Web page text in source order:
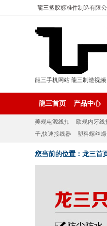
龍三塑胶标准件制造有限公
龍三手机网站 龍三制造视频
龍三首页 产品中心
美规电源线扣 欧规内牙线
子,快速接线器
塑料螺丝
您当前的位置： 龙三首